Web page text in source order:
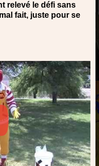
relevé le défi sans
fait, juste pour se